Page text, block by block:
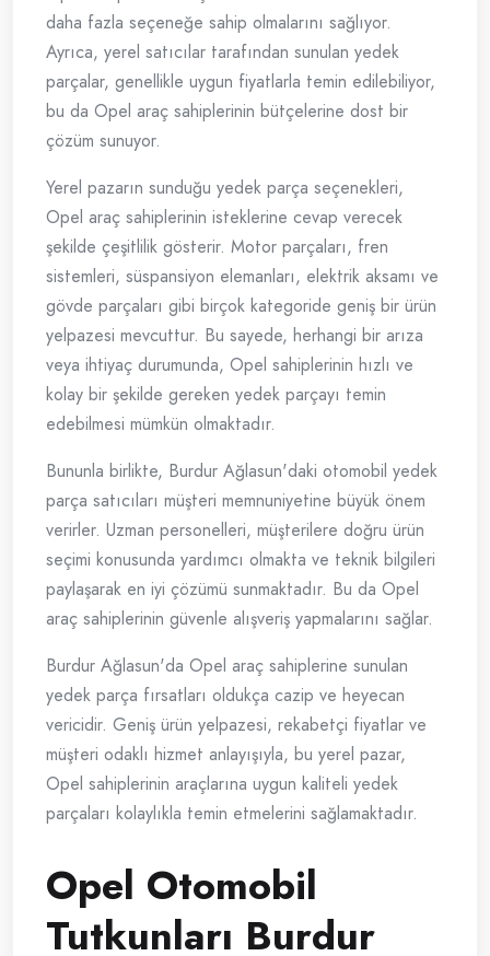
daha fazla seçeneğe sahip olmalarını sağlıyor.
Ayrıca, yerel satıcılar tarafından sunulan yedek
parçalar, genellikle uygun fiyatlarla temin edilebiliyor,
bu da Opel araç sahiplerinin bütçelerine dost bir
çözüm sunuyor.
Yerel pazarın sunduğu yedek parça seçenekleri,
Opel araç sahiplerinin isteklerine cevap verecek
şekilde çeşitlilik gösterir. Motor parçaları, fren
sistemleri, süspansiyon elemanları, elektrik aksamı ve
gövde parçaları gibi birçok kategoride geniş bir ürün
yelpazesi mevcuttur. Bu sayede, herhangi bir arıza
veya ihtiyaç durumunda, Opel sahiplerinin hızlı ve
kolay bir şekilde gereken yedek parçayı temin
edebilmesi mümkün olmaktadır.
Bununla birlikte, Burdur Ağlasun'daki otomobil yedek
parça satıcıları müşteri memnuniyetine büyük önem
verirler. Uzman personelleri, müşterilere doğru ürün
seçimi konusunda yardımcı olmakta ve teknik bilgileri
paylaşarak en iyi çözümü sunmaktadır. Bu da Opel
araç sahiplerinin güvenle alışveriş yapmalarını sağlar.
Burdur Ağlasun'da Opel araç sahiplerine sunulan
yedek parça fırsatları oldukça cazip ve heyecan
vericidir. Geniş ürün yelpazesi, rekabetçi fiyatlar ve
müşteri odaklı hizmet anlayışıyla, bu yerel pazar,
Opel sahiplerinin araçlarına uygun kaliteli yedek
parçaları kolaylıkla temin etmelerini sağlamaktadır.
Opel Otomobil
Tutkunları Burdur